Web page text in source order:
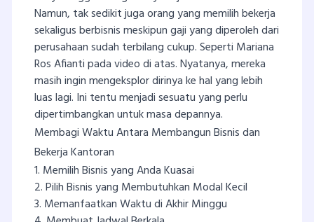
Namun, tak sedikit juga orang yang memilih bekerja
sekaligus berbisnis meskipun gaji yang diperoleh dari
perusahaan sudah terbilang cukup. Seperti Mariana
Ros Afianti pada video di atas. Nyatanya, mereka
masih ingin mengeksplor dirinya ke hal yang lebih
luas lagi. Ini tentu menjadi sesuatu yang perlu
dipertimbangkan untuk masa depannya.
Membagi Waktu Antara Membangun Bisnis dan
Bekerja Kantoran
1. Memilih Bisnis yang Anda Kuasai
2. Pilih Bisnis yang Membutuhkan Modal Kecil
3. Memanfaatkan Waktu di Akhir Minggu